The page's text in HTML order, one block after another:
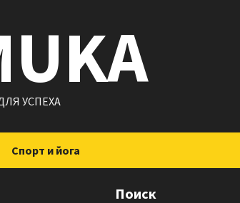
УСПЕХА
Спорт и йога
Поиск